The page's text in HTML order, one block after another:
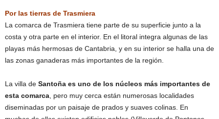
Por las tierras de Trasmiera
La comarca de Trasmiera tiene parte de su superficie junto a la
costa y otra parte en el interior. En el litoral integra algunas de las
playas más hermosas de Cantabria, y en su interior se halla una de
las zonas ganaderas más importantes de la región.
La villa de Santoña es uno de los núcleos más importantes de
esta comarca , pero muy cerca están numerosas localidades
diseminadas por un paisaje de prados y suaves colinas. En